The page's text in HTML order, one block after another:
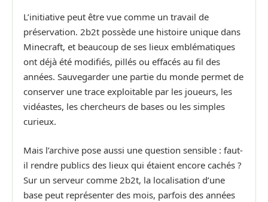
L’initiative peut être vue comme un travail de
préservation. 2b2t possède une histoire unique dans
Minecraft, et beaucoup de ses lieux emblématiques
ont déjà été modifiés, pillés ou effacés au fil des
années. Sauvegarder une partie du monde permet de
conserver une trace exploitable par les joueurs, les
vidéastes, les chercheurs de bases ou les simples
curieux.
Mais l’archive pose aussi une question sensible : faut-
il rendre publics des lieux qui étaient encore cachés ?
Sur un serveur comme 2b2t, la localisation d’une
base peut représenter des mois, parfois des années